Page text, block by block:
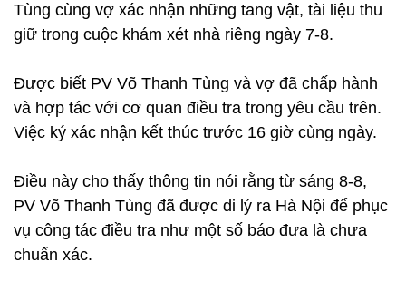
Tùng cùng vợ xác nhận những tang vật, tài liệu thu
giữ trong cuộc khám xét nhà riêng ngày 7-8.
Được biết PV Võ Thanh Tùng và vợ đã chấp hành
và hợp tác với cơ quan điều tra trong yêu cầu trên.
Việc ký xác nhận kết thúc trước 16 giờ cùng ngày.
Điều này cho thấy thông tin nói rằng từ sáng 8-8,
PV Võ Thanh Tùng đã được di lý ra Hà Nội để phục
vụ công tác điều tra như một số báo đưa là chưa
chuẩn xác.